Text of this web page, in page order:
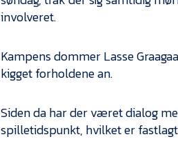
involveret.
Kampens dommer Lasse
kigget forholdene an.
Siden da har der været dialog
spilletidspunkt, hvilket er